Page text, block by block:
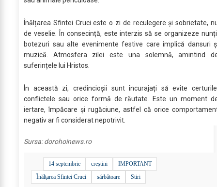
Înălțarea Sfintei Cruci este o zi de reculegere și sobrietate,
de veselie. În consecință, este interzis să se organizeze
botezuri sau alte evenimente festive care implică dansuri
muzică. Atmosfera zilei este una solemnă, amintind
suferințele lui Hristos.
În această zi, credincioșii sunt încurajați să evite
conflictele sau orice formă de răutate. Este un moment
iertare, împăcare și rugăciune, astfel că orice
negativ ar fi considerat nepotrivit.
Sursa:dorohoinews.ro
14 septembrie creștini
IMPORTANT
Înălţarea Sfintei Cruci
sărbătoare Stiri